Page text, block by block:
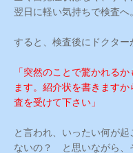
翌日に軽い気持ちで検査へ。
すると、検査後にドクター
「突然のことで驚かれる
ます。紹介状を書きます
査を受けて下さい」
と言われ、いったい何が
ないの？ と思いながら、